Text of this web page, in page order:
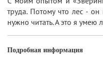
труда. Потому что лес -
нужно читать. А это я умею
Подробная информация